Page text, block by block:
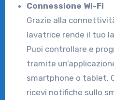
Connessione Wi-Fi
Grazie alla
lavatrice rende il tuo
Puoi controllare e
tramite
smartphone o tablet.
ricevi notifiche sullo